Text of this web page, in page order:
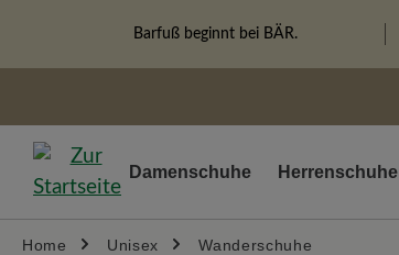
Zur Hauptnavigation springen
Barfuß beginnt bei BÄR.
Damenschuhe Herrenschuhe
Home Unisex Wanderschuhe